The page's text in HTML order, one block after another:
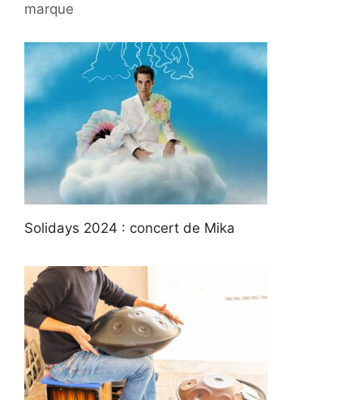
marque
Solidays 2024 : concert de Mika